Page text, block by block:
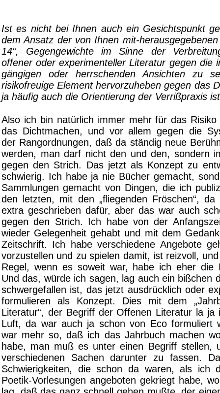
Ist es nicht bei Ihnen auch ein Gesichtspunkt
dem Ansatz der von Ihnen mit-
14“, Gegengewichte im Sinne der
offener oder experimenteller Literatur gegen die
gängigen oder herrschenden Ansichten zu
risikofreuige Element hervorzuheben gegen das
ja häufig auch die Orientierung der Verrißpraxis
Also ich bin natürlich immer mehr für das Risiko
das Dichtmachen, und vor allem gegen die
der Rangordnungen, daß da ständig neue
werden, man darf nicht den und den, sondern
gegen den Strich. Das jetzt als Konzept zu
schwierig. Ich habe ja nie Bücher gemacht,
Sammlungen gemacht von Dingen, die ich
den letzten, mit den „fliegenden Fröschen“,
extra geschrieben dafür, aber das war auch
gegen den Strich. Ich habe von der
wieder Gelegenheit gehabt und mit dem
Zeitschrift. Ich habe verschiedene Angebote
vorzustellen und zu spielen damit, ist reizvoll,
Regel, wenn es soweit war, habe ich eher die
Und das, würde ich sagen, lag auch ein bißchen
schwergefallen ist, das jetzt ausdrücklich oder
formulieren als Konzept. Dies mit dem
Literatur“, der Begriff der Offenen Literatur la
Luft, da war auch ja schon von Eco formuliert
war mehr so, daß ich das Jahrbuch machen
habe, man muß es unter einen Begriff stellen,
verschiedenen Sachen darunter zu fassen.
Schwierigkeiten, die schon da waren, als ich
Poetik-Vorlesungen angeboten gekriegt habe,